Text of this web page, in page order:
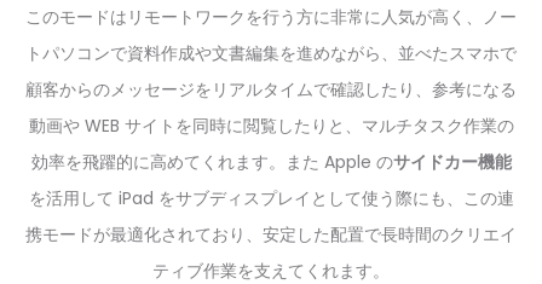
このモードはリモートワークを行う方に非常に人気が高く、ノー
トパソコンで資料作成や文書編集を進めながら、並べたスマホで
顧客からのメッセージをリアルタイムで確認したり、参考になる
動画や WEB サイトを同時に閲覧したりと、マルチタスク作業の
効率を飛躍的に高めてくれます。また Apple のサイドカー機能
を活用して iPad をサブディスプレイとして使う際にも、この連
携モードが最適化されており、安定した配置で長時間のクリエイ
ティブ作業を支えてくれます。